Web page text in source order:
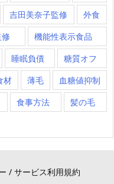
吉田美奈子監修
外食
機能性表示食品
睡眠負債
糖質オフ
材 薄毛
血糖値抑制
食事方法 髪の毛
/ サービス利用規約